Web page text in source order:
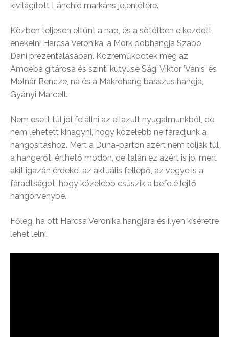
kivilágított Lánchíd markáns jelenlétére.
Közben teljesen eltűnt a nap, és a sötétben elkezdett
énekelni Harcsa Veronika, a Mörk dobhangja Szabó
Dani prezentálásában. Közreműködtek még az
Amoeba gitárosa és szinti kütyüse Sági Viktor ’Vanis’ és
Molnár Bencze, na és a Makrohang basszus hangja,
Gyányi Marcell.
Nem esett túl jól felállni az ellazult nyugalmunkból, de
nem lehetett kihagyni, hogy közelebb ne fáradjunk a
hangosításhoz. Mert a Duna-parton azért nem tolják túl
a hangerőt, érthető módon, de talán ez azért is jó, mert
akit igazán érdekel az aktuális fellépő, az vegye is a
fáradtságot, hogy közelebb csúszik a befelé lejtő
hangörvénybe.
Főleg, ha ott Harcsa Veronika hangjára és ilyen kíséretre
lehet lelni.